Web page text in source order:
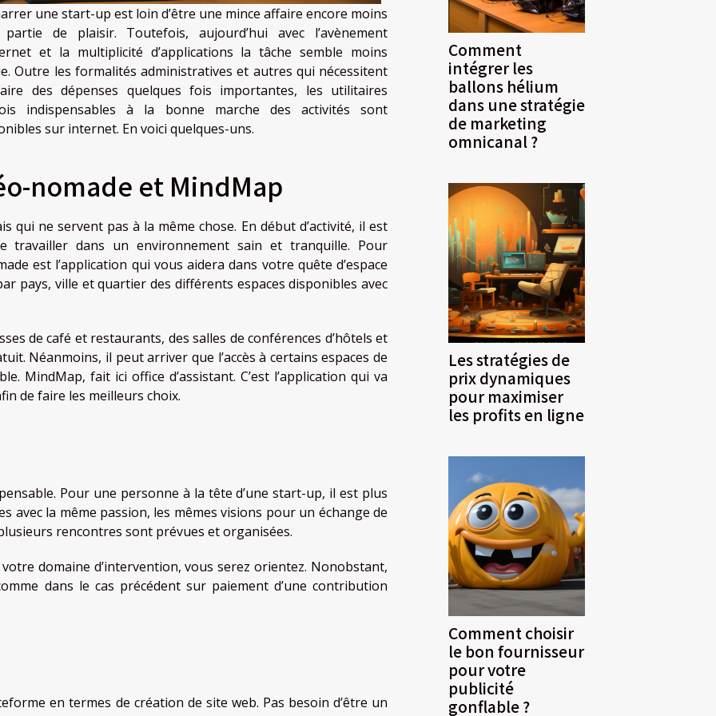
une start-up est loin d’être une mince affaire encore moins
de plaisir. Toutefois, aujourd’hui avec l’avènement
et la multiplicité d’applications la tâche semble moins
Outre les formalités administratives et autres qui nécessitent
des dépenses quelques fois importantes, les utilitaires
indispensables à la bonne marche des activités sont
sur internet. En voici quelques-uns.
nomade et MindMap
qui ne servent pas à la même chose. En début d’activité, il est
travailler dans un environnement sain et tranquille. Pour
est l’application qui vous aidera dans votre quête d’espace
pays, ville et quartier des différents espaces disponibles avec
de café et restaurants, des salles de conférences d’hôtels et
Néanmoins, il peut arriver que l’accès à certains espaces de
MindMap, fait ici office d’assistant. C’est l’application qui va
de faire les meilleurs choix.
Pour une personne à la tête d’une start-up, il est plus
avec la même passion, les mêmes visions pour un échange de
rencontres sont prévues et organisées.
domaine d’intervention, vous serez orientez. Nonobstant,
dans le cas précédent sur paiement d’une contribution
en termes de création de site web. Pas besoin d’être un
Comment
intégrer les
ballons hélium
dans une stratégie
de marketing
omnicanal ?
Les stratégies de
prix dynamiques
pour maximiser
les profits en ligne
Comment choisir
le bon fournisseur
pour votre
publicité
gonflable ?